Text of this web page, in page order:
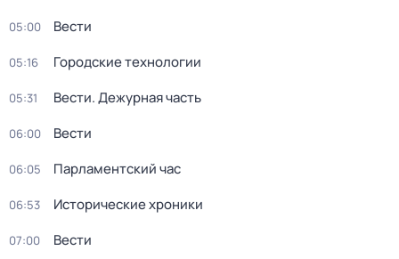
05:00 Вести
05:16 Городские технологии
05:31 Вести. Дежурная часть
06:00 Вести
06:05 Парламентский час
06:53 Исторические хроники
07:00 Вести